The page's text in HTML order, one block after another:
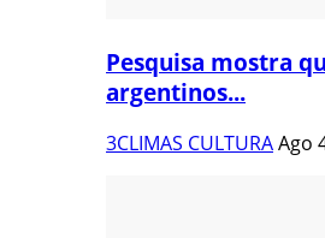
Pesquisa mostra
argentinos...
3CLIMAS CULTURAAgo